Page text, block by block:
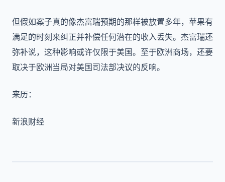
但假如案子真的像杰富瑞预期的那样被放置多年，苹果有
满足的时刻来纠正并补偿任何潜在的收入丢失。杰富瑞还
弥补说，这种影响或许仅限于美国。至于欧洲商场，还要
取决于欧洲当局对美国司法部决议的反响。
来历：
新浪财经